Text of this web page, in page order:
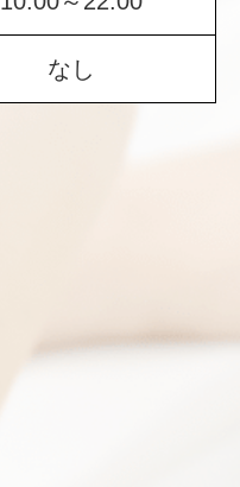
なし